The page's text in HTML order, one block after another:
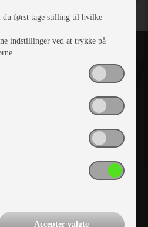
S
SØ
du først tage stilling til hvilke
indstillinger ved at trykke på
Accepter valgte